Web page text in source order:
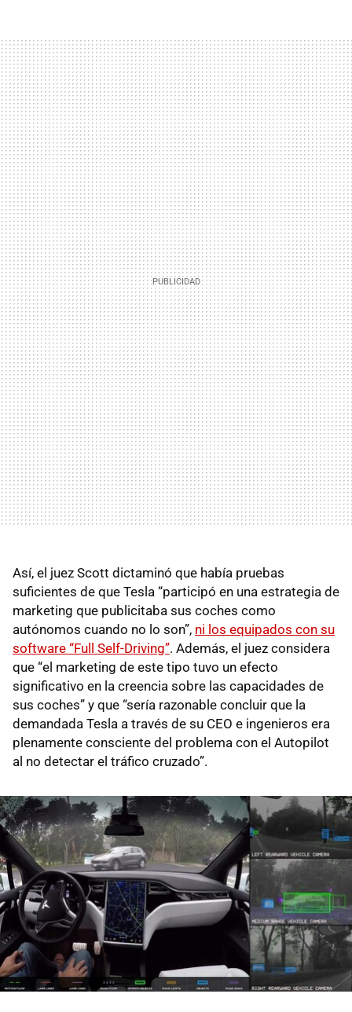
Así, el juez Scott dictaminó que había pruebas
suficientes de que Tesla “participó en una estrategia de
marketing que publicitaba sus coches como
autónomos cuando no lo son”, ni los equipados con su
software “Full Self-Driving”. Además, el juez considera
que “el marketing de este tipo tuvo un efecto
significativo en la creencia sobre las capacidades de
sus coches” y que “sería razonable concluir que la
demandada Tesla a través de su CEO e ingenieros era
plenamente consciente del problema con el Autopilot
al no detectar el tráfico cruzado”.